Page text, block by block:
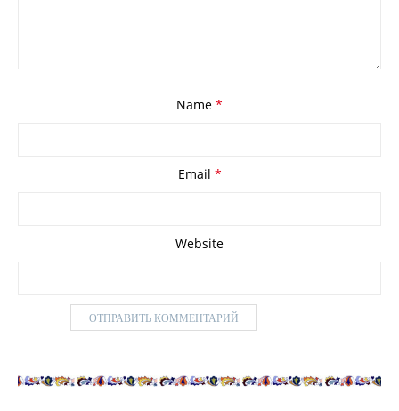
Name *
Email *
Website